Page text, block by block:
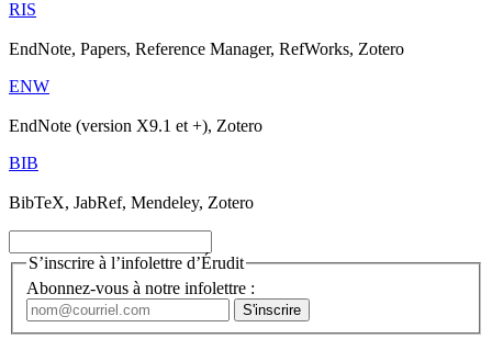
RIS
EndNote, Papers, Reference Manager, RefWorks, Zotero
ENW
EndNote (version X9.1 et +), Zotero
BIB
BibTeX, JabRef, Mendeley, Zotero
S’inscrire à l’infolettre d’Érudit
Abonnez-vous à notre infolettre :